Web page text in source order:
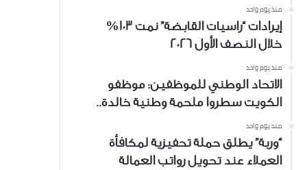
منذ يوم واحد
إيرادات “راسيات القابضة” نمت 103%
خلال النصف الأول 2026
منذ يوم واحد
الاتحاد الوطني للموظفين: موظفو
الكويت سطروا ملحمة وطنية خالدة..
منذ يوم واحد
“وربة” يطلق حملة تحفيزية لمكافأة
العملاء عند تحويل رواتب العمالة